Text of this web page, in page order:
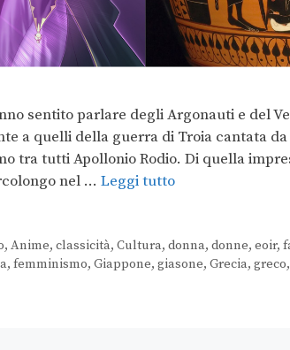
sentito parlare degli Argonauti e del
a quelli della guerra di Troia cantata
tra tutti Apollonio Rodio. Di quella
nel … Leggi tutto
, Anime, classicità, Cultura, donna, donne, eoir,
, femminismo, Giappone, giasone, Grecia, greco,